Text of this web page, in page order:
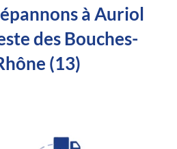
à Auriol
des Bouches-
(13)